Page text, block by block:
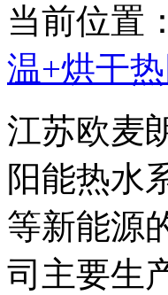
当前位置：
温+烘干
江苏欧麦
阳能热水
等新能源
司主要生